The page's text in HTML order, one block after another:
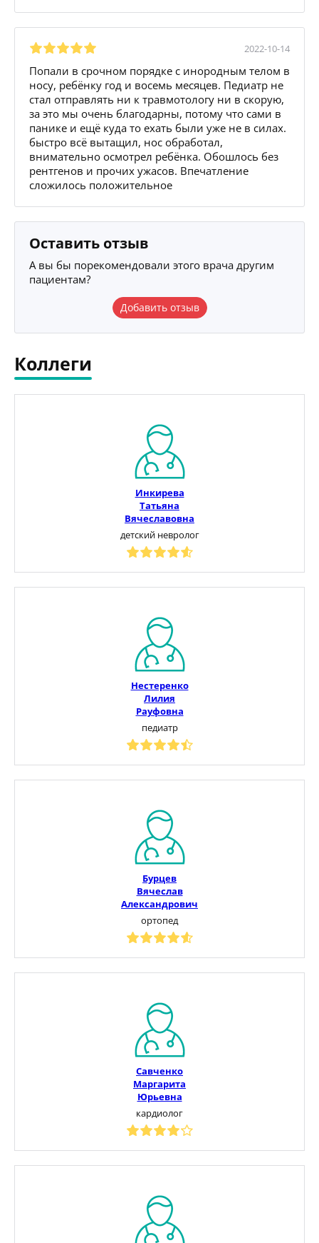
2022-10-14
Попали в срочном порядке с инородным телом в
носу, ребёнку год и восемь месяцев. Педиатр не
стал отправлять ни к травмотологу ни в скорую,
за это мы очень благодарны, потому что сами в
панике и ещё куда то ехать были уже не в силах.
быстро всё вытащил, нос обработал,
внимательно осмотрел ребёнка. Обошлось без
рентгенов и прочих ужасов. Впечатление
сложилось положительное
Оставить отзыв
А вы бы порекомендовали этого врача другим
пациентам?
Добавить отзыв
Коллеги
Инкирева
Татьяна
Вячеславовна
детский невролог
Нестеренко
Лилия
Рауфовна
педиатр
Бурцев
Вячеслав
Александрович
ортопед
Савченко
Маргарита
Юрьевна
кардиолог